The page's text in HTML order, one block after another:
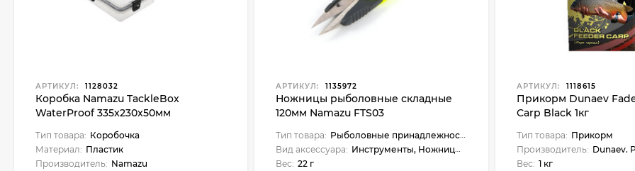
АРТИКУЛ: 1128032
Коробка Namazu TackleBox
WaterProof 335x230x50мм
Тип товара: Коробочка
Материал: Пластик
Производитель: Namazu
АРТИКУЛ: 1135972
Ножницы рыболовные складные
120мм Namazu FTS03
Тип товара: Рыболовные принадлежности
Вид аксессуара: Инструменты, Ножницы рыболовные
Вес: 22 г
АРТИКУЛ: 1118615
Прикорм Dunaev
Carp Black 1кг
Тип товара: Прикорм
Производитель: Dunaev.
Вес: 1 кг